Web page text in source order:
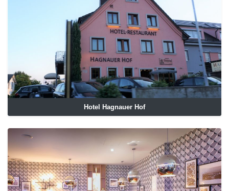
Hotel Hagnauer Hof